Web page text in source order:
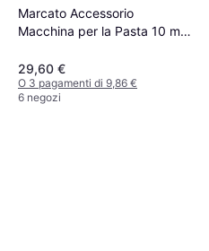
Marcato Accessorio
Macchina per la Pasta 10 mm
29,60 €
O 3 pagamenti di 9,86 €
6 negozi